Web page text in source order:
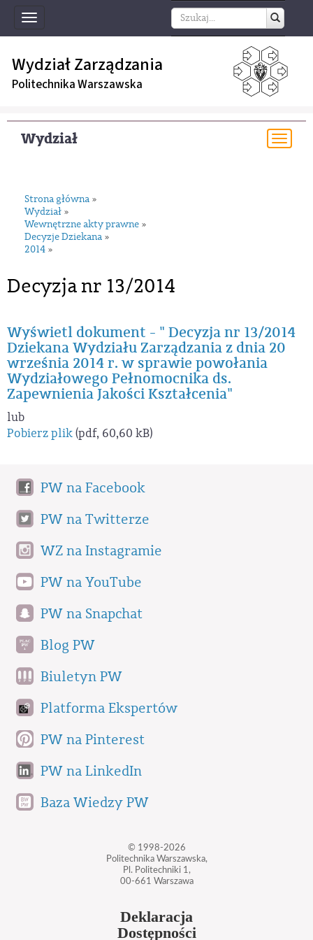
Toggle
navigation
Wydział Zarządzania
Politechnika Warszawska
Wydział
Strona główna »
Wydział »
Wewnętrzne akty prawne »
Decyzje Dziekana »
2014 »
Decyzja nr 13/2014
Wyświetl dokument - " Decyzja nr 13/2014
Dziekana Wydziału Zarządzania z dnia 20
września 2014 r. w sprawie powołania
Wydziałowego Pełnomocnika ds.
Zapewnienia Jakości Kształcenia"
lub
Pobierz plik(pdf, 60,60 kB)
PW na Facebook
PW na Twitterze
WZ na Instagramie
PW na YouTube
PW na Snapchat
Blog PW
Biuletyn PW
Platforma Ekspertów
PW na Pinterest
PW na LinkedIn
Baza Wiedzy PW
© 1998-2026
Politechnika Warszawska,
Pl. Politechniki 1,
00-661 Warszawa
Deklaracja
Dostępności